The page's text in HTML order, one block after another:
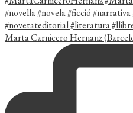
Marta Carnicero Hernanz